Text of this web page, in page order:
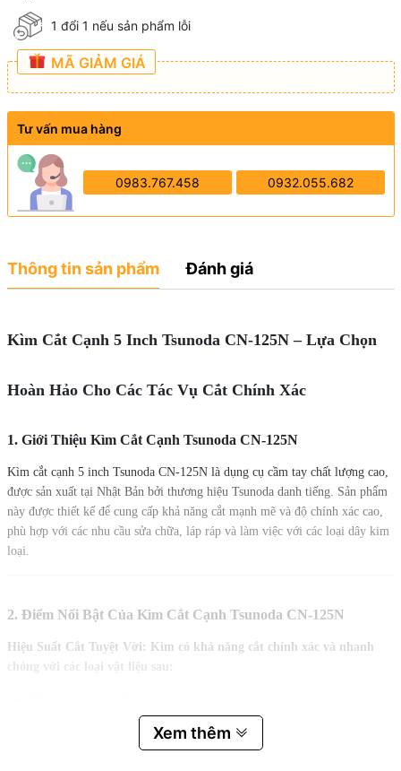
1 đổi 1 nếu sản phẩm lỗi
MÃ GIẢM GIÁ
Tư vấn mua hàng
0983.767.458 0932.055.682
Thông tin sản phẩm Đánh giá
Kìm Cắt Cạnh 5 Inch Tsunoda CN-125N – Lựa Chọn
Hoàn Hảo Cho Các Tác Vụ Cắt Chính Xác
1. Giới Thiệu Kìm Cắt Cạnh Tsunoda CN-125N
Kìm cắt cạnh 5 inch Tsunoda CN-125N là dụng cụ cầm tay chất lượng cao,
được sản xuất tại Nhật Bản bởi thương hiệu Tsunoda danh tiếng. Sản phẩm
này được thiết kế để cung cấp khả năng cắt mạnh mẽ và độ chính xác cao,
phù hợp với các nhu cầu sửa chữa, láp ráp và làm việc với các loại dây kim
loại.
2. Điểm Nổi Bật Của Kìm Cắt Cạnh Tsunoda CN-125N
Hiệu Suất Cắt Tuyệt Vời: Kìm có khả năng cắt chính xác và nhanh
chóng với các loại vật liệu sau:
Xem thêm